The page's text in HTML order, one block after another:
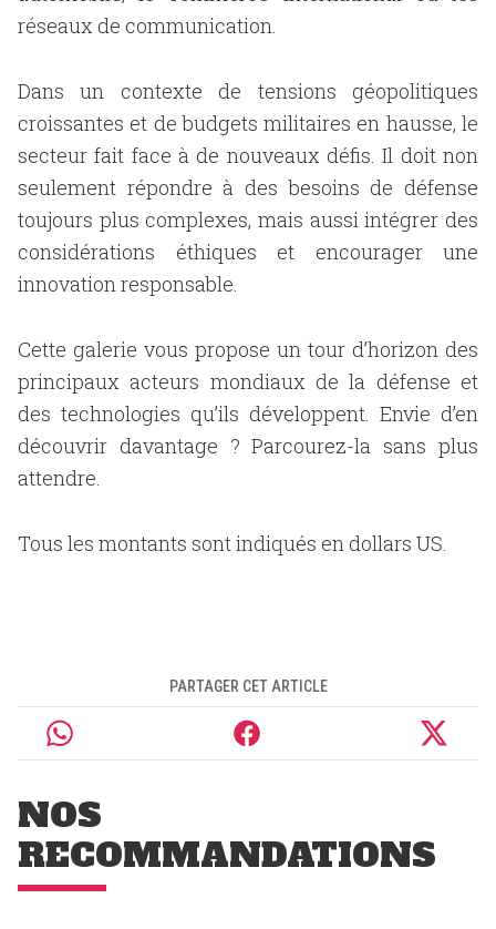
réseaux de communication.
Dans un contexte de tensions géopolitiques
croissantes et de budgets militaires en hausse, le
secteur fait face à de nouveaux défis. Il doit non
seulement répondre à des besoins de défense
toujours plus complexes, mais aussi intégrer des
considérations éthiques et encourager une
innovation responsable.
Cette galerie vous propose un tour d’horizon des
principaux acteurs mondiaux de la défense et
des technologies qu’ils développent. Envie d’en
découvrir davantage ? Parcourez-la sans plus
attendre.
Tous les montants sont indiqués en dollars US.
PARTAGER CET ARTICLE
NOS
RECOMMANDATIONS